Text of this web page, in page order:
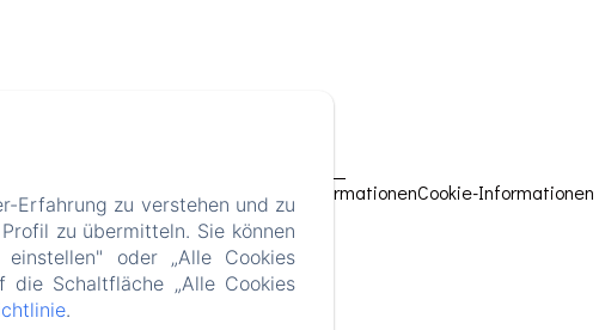
Datenschutzerklärung Rechtliche InformationenCookie-Informationen
Erfahrung zu verstehen und zu
zu übermitteln. Sie können
oder „Alle Cookies
die Schaltfläche „Alle Cookies
.